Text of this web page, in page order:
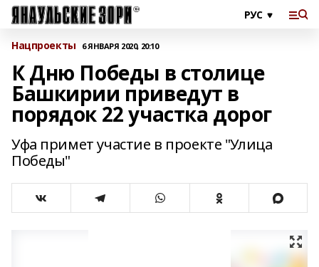
Нацпроекты 6 ЯНВАРЯ 2020, 20:10
К Дню Победы в столице
Башкирии приведут в
порядок 22 участка дорог
Уфа примет участие в проекте "Улица
Победы"